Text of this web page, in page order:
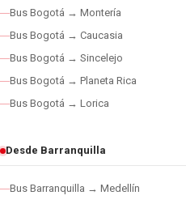
Bus Bogotá → Montería
Bus Bogotá → Caucasia
Bus Bogotá → Sincelejo
Bus Bogotá → Planeta Rica
Bus Bogotá → Lorica
Desde Barranquilla
Bus Barranquilla → Medellín